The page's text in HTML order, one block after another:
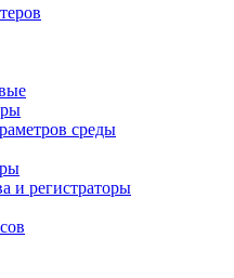
среды
и регистраторы